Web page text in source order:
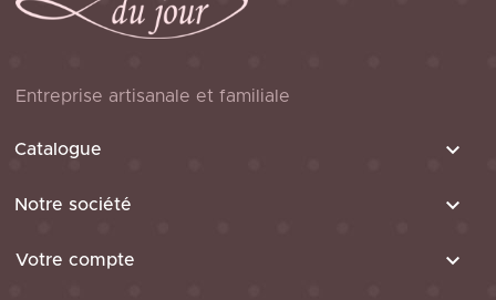
Entreprise artisanale et familiale
Catalogue 
Notre société 
Votre compte 